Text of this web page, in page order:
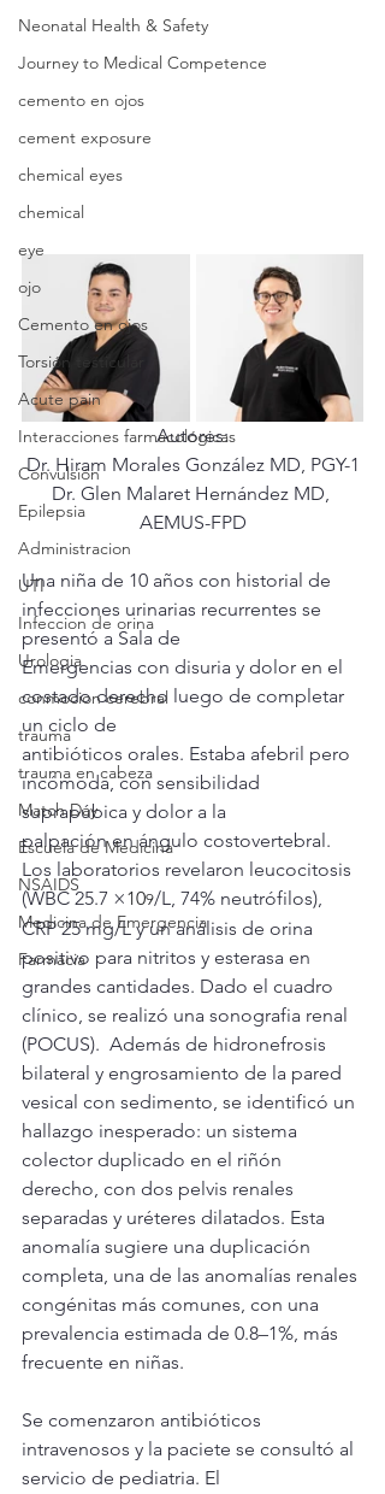
D
Neonatal Health & Safety
Journey to Medical Competence
cemento en ojos
cement exposure
chemical eyes
chemical
eye
ojo
Cemento en ojos
Torsión testicular
Acute pain
Interacciones farmacológicas
Convulsión
Epilepsia
Administracion
UTI
Infeccion de orina
Urologia
conmocion cerebral
trauma
trauma en cabeza
Match Day
Escuela de Medicina
NSAIDS
Medicina de Emergencia
Farmacia
Autores:
Dr. Hiram Morales González MD, PGY-1
Dr. Glen Malaret Hernández MD,
AEMUS-FPD
Una niña de 10 años con historial de
infecciones urinarias recurrentes se
presentó a Sala de
Emergencias con disuria y dolor en el
costado derecho luego de completar
un ciclo de
antibióticos orales. Estaba afebril pero
incómoda, con sensibilidad
suprapúbica y dolor a la
palpación en ángulo costovertebral.
Los laboratorios revelaron leucocitosis
(WBC 25.7 ×109/L, 74% neutrófilos),
CRP 25 mg/L y un análisis de orina
positivo para nitritos y esterasa en
grandes cantidades. Dado el cuadro
clínico, se realizó una sonografia renal
(POCUS).  Además de hidronefrosis
bilateral y engrosamiento de la pared
vesical con sedimento, se identificó un
hallazgo inesperado: un sistema
colector duplicado en el riñón
derecho, con dos pelvis renales
separadas y uréteres dilatados. Esta
anomalía sugiere una duplicación
completa, una de las anomalías renales
congénitas más comunes, con una
prevalencia estimada de 0.8–1%, más
frecuente en niñas.
Se comenzaron antibióticos
intravenosos y la paciete se consultó al
servicio de pediatria. El